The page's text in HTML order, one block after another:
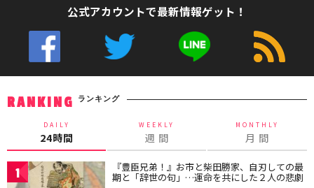
公式アカウントで最新情報ゲット！
RANKING ランキング
DAILY
24時間
WEEKLY
週 間
MONTHLY
月 間
1 『豊臣兄弟！』お市と柴田勝家、自刃しての最
期と「辞世の句」…運命を共にした２人の悲劇